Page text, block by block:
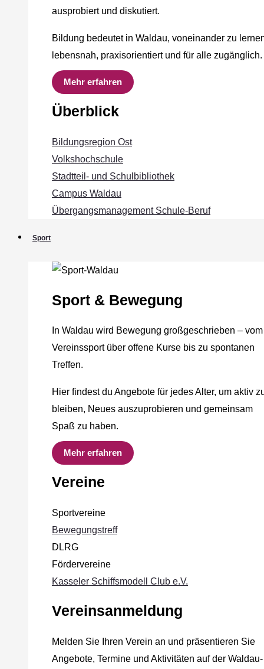
ausprobiert und diskutiert.
Bildung bedeutet in Waldau, voneinander zu
lebensnah, praxisorientiert und für alle zugänglich.
Mehr erfahren
Überblick
Bildungsregion Ost
Volkshochschule
Stadtteil- und Schulbibliothek
Campus Waldau
Übergangsmanagement Schule‐Beruf
Sport
Sport & Bewegung
In Waldau wird Bewegung großgeschrieben – vom
Vereinssport über offene Kurse bis zu spontanen
Treffen.
Hier findest du Angebote für jedes Alter, um aktiv
bleiben, Neues auszuprobieren und gemeinsam
Spaß zu haben.
Mehr erfahren
Vereine
Sportvereine
Bewegungstreff
DLRG
Fördervereine
Kasseler Schiffsmodell Club e.V.
Vereinsanmeldung
Melden Sie Ihren Verein an und präsentieren Sie
Angebote, Termine und Aktivitäten auf der Waldau-